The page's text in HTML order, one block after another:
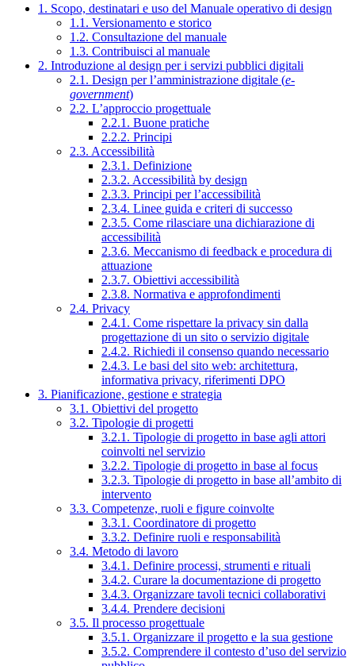
1. Scopo, destinatari e uso del Manuale operativo di design
1.1. Versionamento e storico
1.2. Consultazione del manuale
1.3. Contribuisci al manuale
2. Introduzione al design per i servizi pubblici digitali
2.1. Design per l’amministrazione digitale (e-
government)
2.2. L’approccio progettuale
2.2.1. Buone pratiche
2.2.2. Principi
2.3. Accessibilità
2.3.1. Definizione
2.3.2. Accessibilità by design
2.3.3. Principi per l’accessibilità
2.3.4. Linee guida e criteri di successo
2.3.5. Come rilasciare una dichiarazione di
accessibilità
2.3.6. Meccanismo di feedback e procedura di
attuazione
2.3.7. Obiettivi accessibilità
2.3.8. Normativa e approfondimenti
2.4. Privacy
2.4.1. Come rispettare la privacy sin dalla
progettazione di un sito o servizio digitale
2.4.2. Richiedi il consenso quando necessario
2.4.3. Le basi del sito web: architettura,
informativa privacy, riferimenti DPO
3. Pianificazione, gestione e strategia
3.1. Obiettivi del progetto
3.2. Tipologie di progetti
3.2.1. Tipologie di progetto in base agli attori
coinvolti nel servizio
3.2.2. Tipologie di progetto in base al focus
3.2.3. Tipologie di progetto in base all’ambito di
intervento
3.3. Competenze, ruoli e figure coinvolte
3.3.1. Coordinatore di progetto
3.3.2. Definire ruoli e responsabilità
3.4. Metodo di lavoro
3.4.1. Definire processi, strumenti e rituali
3.4.2. Curare la documentazione di progetto
3.4.3. Organizzare tavoli tecnici collaborativi
3.4.4. Prendere decisioni
3.5. Il processo progettuale
3.5.1. Organizzare il progetto e la sua gestione
3.5.2. Comprendere il contesto d’uso del servizio